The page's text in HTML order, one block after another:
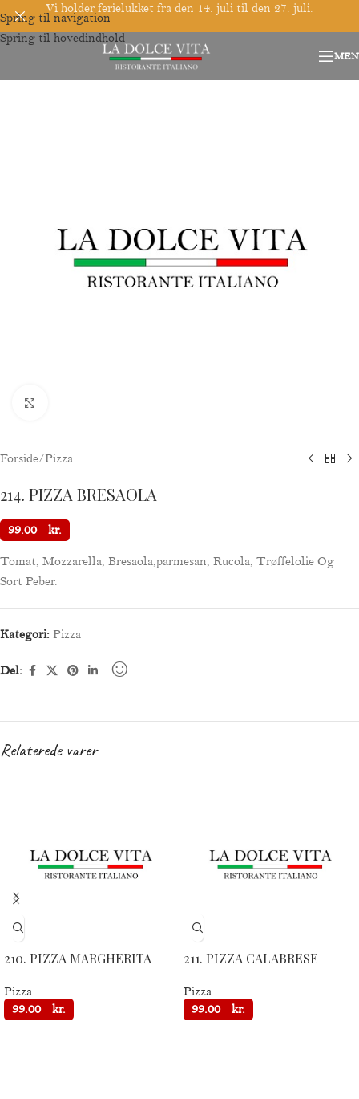
Spring til navigation
Spring til hovedindhold
Vi holder ferielukket fra den 14. juli til den 27. juli.
Forside/Pizza
214. PIZZA BRESAOLA
99.00 kr.
Tomat, Mozzarella, Bresaola,parmesan, Rucola, Trøffelolie Og
Sort Peber.
Kategori: Pizza
Del:
Relaterede varer
210. PIZZA MARGHERITA
Pizza
99.00
kr.
211. PIZZA CALABRESE
Pizza
99.00
kr.